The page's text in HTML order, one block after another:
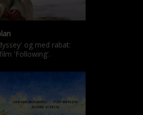
og med rabat:
'Following'.